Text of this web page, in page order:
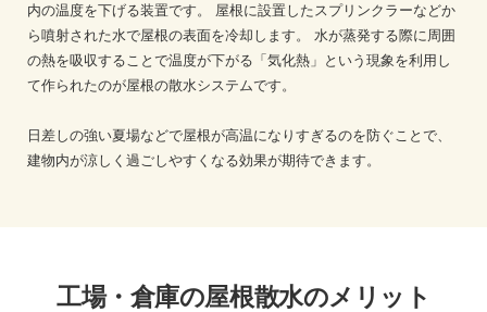
内の温度を下げる装置です。
屋根に設置したスプリンクラーなどか
ら噴射された水で屋根の表面を冷却します。
水が蒸発する際に周囲
の熱を吸収することで温度が下がる「気化熱」という現象を利用し
て作られたのが屋根の散水システムです。
日差しの強い夏場などで屋根が高温になりすぎるのを防ぐことで、
建物内が涼しく過ごしやすくなる効果が期待できます。
工場・倉庫の屋根散水のメリット